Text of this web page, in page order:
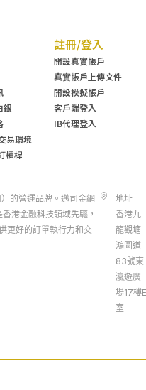
銀
易環境
槓桿
註冊/登入
開設真實帳戶
真實帳戶上傳文件
開設模擬帳戶
客戶端登入
IB代理登入
的營運品牌。邁司金網
港金融科技領域先驅，
更好的訂單執行力和交
地址
香港九
龍觀塘
鴻圖道
83號東
瀛遊廣
場17樓E
室